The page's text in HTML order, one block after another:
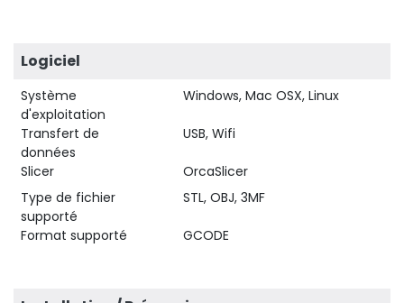
Logiciel
Système
d'exploitation
Windows, Mac OSX, Linux
Transfert de
données
USB, Wifi
Slicer
OrcaSlicer
Type de fichier
supporté
STL, OBJ, 3MF
Format supporté GCODE